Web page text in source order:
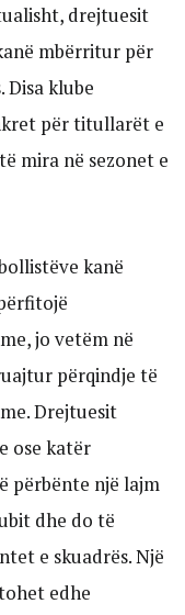
drejtuesit
mbërritur për
klube
për titullarët e
mira në sezonet e
kanë
jo vetëm në
përqindje të
Drejtuesit
ose katër
përbënte një lajm
dhe do të
e skuadrës. Një
edhe